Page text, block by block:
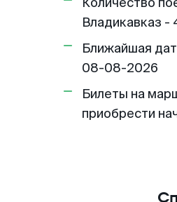
Владикавказ -
Ближайшая
08-08-2026
Билеты на
приобрести